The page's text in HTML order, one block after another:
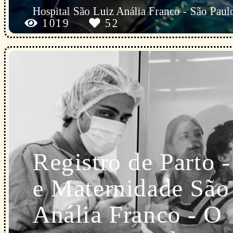
Hospital São Luiz Anália Franco - São
1019
52
Registro de Parto
e Maternidade
Anália Franco - O